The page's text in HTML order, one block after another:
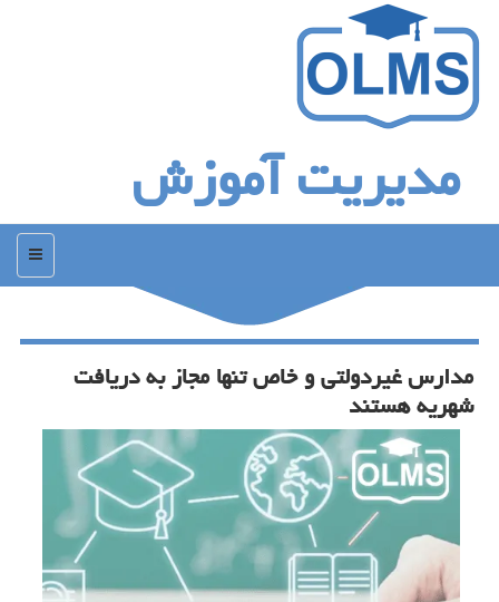
مدیریت آموزش
منو
مدارس غیردولتی و خاص تنها مجاز به دریافت
شهریه هستند